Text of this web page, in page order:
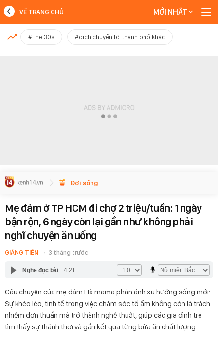
MỚI NHẤT
VỀ TRANG CHỦ MỚI NHẤT
#The 30s #dịch chuyển tới thành phố khác
Đời sống
Mẹ đảm ở TP HCM đi chợ 2 triệu/tuần: 1 ngày
bận rộn, 6 ngày còn lại gần như không phải
nghĩ chuyện ăn uống
GIÁNG TIÊN 3 tháng trước
Nghe đọc bài 4:21
Câu chuyện của mẹ đảm Hà mama phản ánh xu hướng sống mới:
Sự khéo léo, tinh tế trong việc chăm sóc tổ ấm không còn là trách
nhiệm đơn thuần mà trở thành nghệ thuật, giúp các gia đình trẻ
tìm thấy sự thảnh thơi và gắn kết qua từng bữa ăn chất lượng.